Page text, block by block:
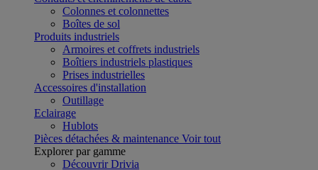
Colonnes et colonnettes
Boîtes de sol
Produits industriels
Armoires et coffrets industriels
Boîtiers industriels plastiques
Prises industrielles
Accessoires d'installation
Outillage
Eclairage
Hublots
Pièces détachées & maintenance Voir tout
Explorer par gamme
Découvrir Drivia